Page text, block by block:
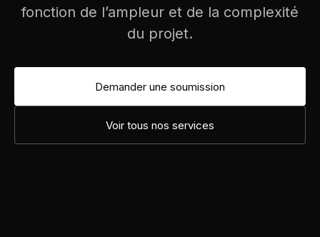
fonction de l’ampleur et de la complexité
du projet.
Demander une soumission
Voir tous nos services